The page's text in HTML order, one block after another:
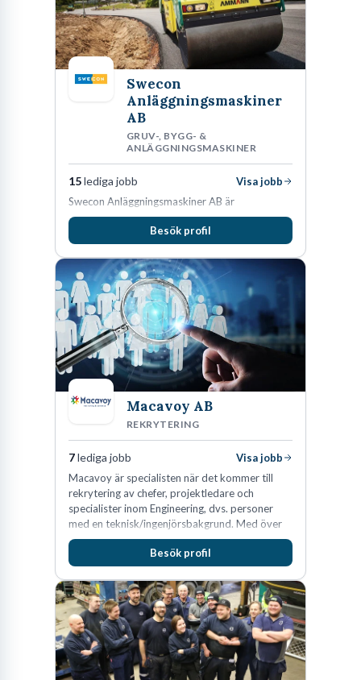
Möjligheterna väntar
Knivsta, en kommun i ständig utveckling mellan Uppsala och
Stockholm, har positionerat sig som en attraktiv plats att både bo
och arbeta på. Dess strategiska läge, kombinerat med en växande
jobbmöjligheter för dig som söker nästa steg i din karriär. Här
upptäcka en arbetsmarknad som värderar innovation, hållbarhet
och närhet till både storstadspuls och lantlig idyll.
Denna artikel är din kompletta guide till att navigera på Knivstas
arbetsmarknad. Vi kommer att utforska allt från de mest
efterfrågade yrkena och de största arbetsgivarna till praktiska
strategier för att lyckas med ditt jobbsökande. Oavsett om du är
en erfaren specialist, nyutexaminerad eller funderar på att flytta
till regionen, hoppas vi kunna ge dig de verktyg och den
inspiration du behöver för att hitta ditt nästa arbete i Knivsta.
Arbetsmarknaden i Knivsta präglas av en spännande blandning av
till de större städernas branschkluster. Detta skapar en dynamisk
miljö där det finns lediga tjänster inom många olika sektorer. Att
förstå denna unika mix är första steget mot att framgångsrikt
söka jobb Knivsta.
Knivstas arbetsmarknad: en överblick
över möjligheterna
Knivsta är mer än bara en idyllisk ort; det är en kommun med en
Swecon
Anläggningsmaskiner
AB
GRUV-, BYGG- &
ANLÄGGNINGSMASKINER
15lediga jobb
Visa jobb
Swecon Anläggningsmaskiner AB är
återförsäljare av Volvo Construction Equipment
i Sverige, Estland, Lettland, Litauen samt delar
av Tyskland.
Besök profil
Macavoy AB
REKRYTERING
7lediga jobb
Visa jobb
Macavoy är specialisten när det kommer till
rekrytering av chefer, projektledare och
specialister inom Engineering, dvs. personer
med en teknisk/ingenjörsbakgrund. Med över
15 års erfarenhet och 400 lyckade
rekryteringar kan Macavoy erbjuda
konsultation i en rekrytering som gör skillnad.
Besök profil